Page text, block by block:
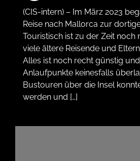
(CIS-intern) – Im März 2023
Reise nach Mallorca zur
Touristisch ist zu der Zeit noch
viele ältere Reisende und
Alles ist noch recht günstig
Anlaufpunkte keinesfalls
Bustouren über die Insel
werden und […]